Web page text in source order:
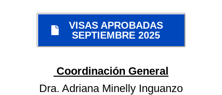
VISAS APROBADAS
SEPTIEMBRE 2025
Coordinación General
Dra. Adriana Minelly Inguanzo